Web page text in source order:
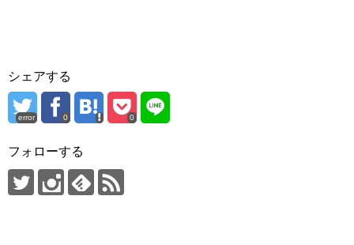
シェアする
error 0 0
フォローする